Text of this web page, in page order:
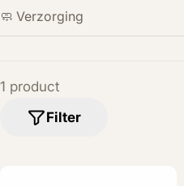
🧼 Verzorging
1 product
Filter